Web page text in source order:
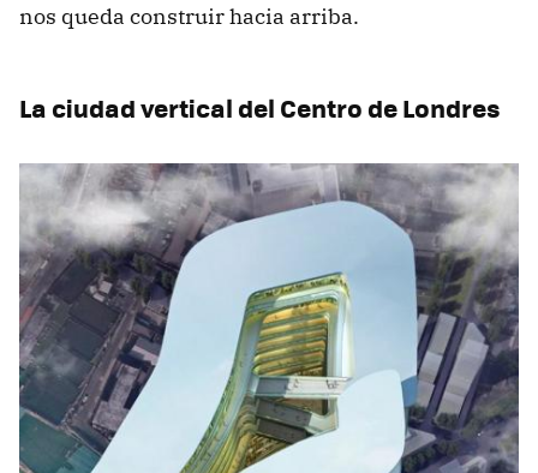
nos queda construir hacia arriba.
La ciudad vertical del Centro de Londres